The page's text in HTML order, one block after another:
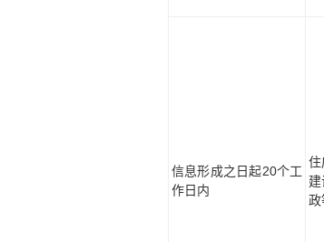
信息形成之日起20个工
作日内
住
政